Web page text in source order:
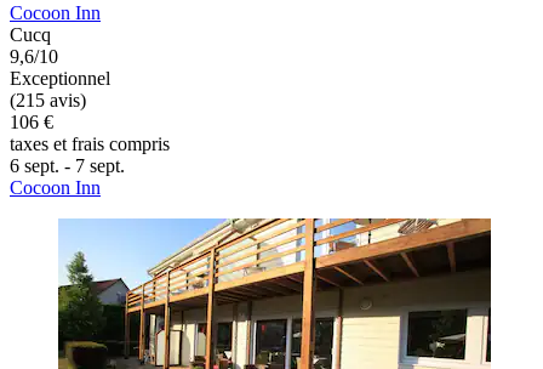
Cocoon Inn
Cucq
9,6/10
Exceptionnel
(215 avis)
106 €
taxes et frais compris
6 sept. - 7 sept.
Cocoon Inn